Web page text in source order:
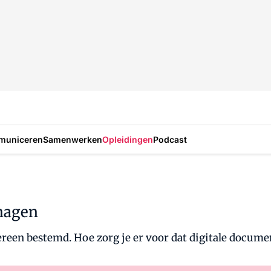
SamenwerkenOpleidingenPodcast
bestemd. Hoe zorg je er voor dat digitale